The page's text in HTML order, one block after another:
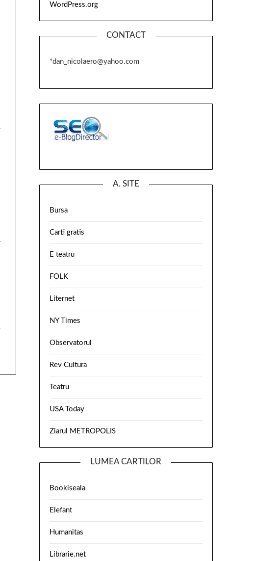
WordPress.org
CONTACT
*dan_nicolaero@yahoo.com
A. SITE
Bursa
Carti gratis
E teatru
FOLK
Liternet
NY Times
Observatorul
Rev Cultura
Teatru
USA Today
Ziarul METROPOLIS
LUMEA CARTILOR
Bookiseala
Elefant
Humanitas
Librarie.net